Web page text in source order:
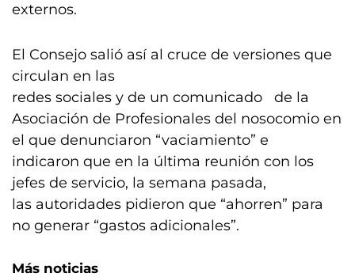
externos.
El Consejo salió así al cruce de versiones que
circulan en las
redes sociales y de un comunicado de la
Asociación de Profesionales del nosocomio en
el que denunciaron “vaciamiento” e
indicaron que en la última reunión con los
jefes de servicio, la semana pasada,
las autoridades pidieron que “ahorren” para
no generar “gastos adicionales”.
Más noticias